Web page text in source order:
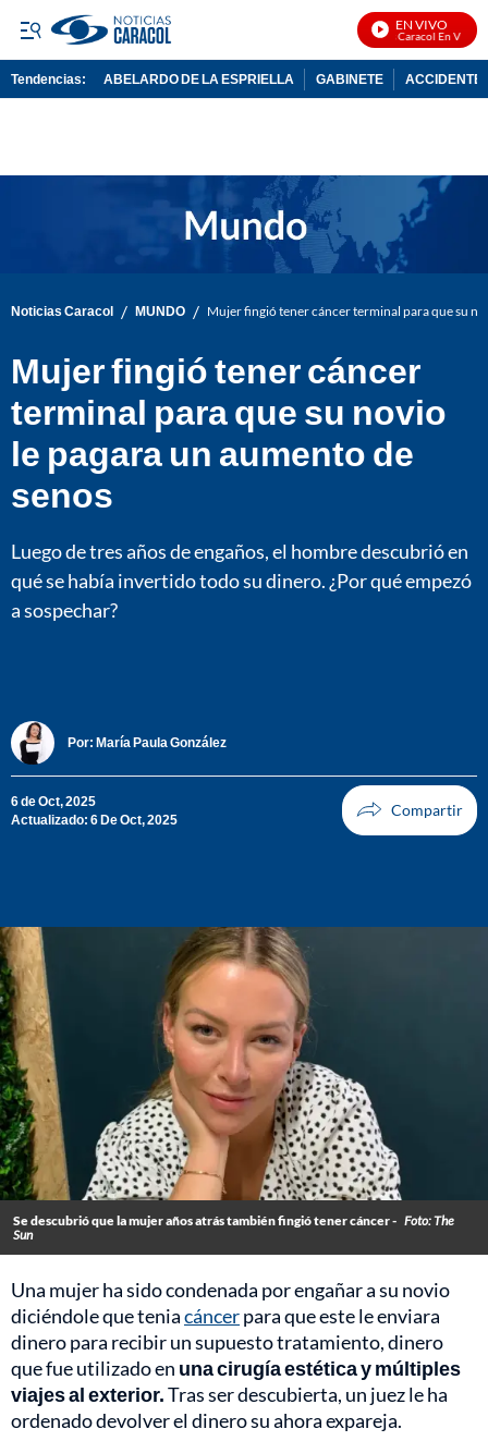
EN VIVO
Noticias Caracol En Vivo
Tendencias: ABELARDO DE LA ESPRIELLA GABINETE ACCIDENTE
Noticias Caracol / MUNDO / Mujer fingió tener cáncer terminal para que su
Mujer fingió tener cáncer
terminal para que su novio
le pagara un aumento de
senos
Luego de tres años de engaños, el hombre descubrió en
qué se había invertido todo su dinero. ¿Por qué empezó
a sospechar?
Por: María Paula González
6 de Oct, 2025
Actualizado: 6 De Oct, 2025
Se descubrió que la mujer años atrás también fingió tener cáncer - Foto: The
Sun
Una mujer ha sido condenada por engañar a su novio
diciéndole que teniacáncerpara que este le enviara
dinero para recibir un supuesto tratamiento, dinero
que fue utilizado en una cirugía estética y múltiples
viajes al exterior.Tras ser descubierta, un juez le ha
ordenado devolver el dinero su ahora expareja.